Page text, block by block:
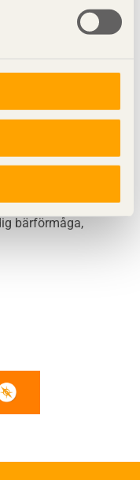
till vilka inga
som stämmer
krav. Det är tillåtet
vid
påvisa att
principerna, och att
bärförmåga,